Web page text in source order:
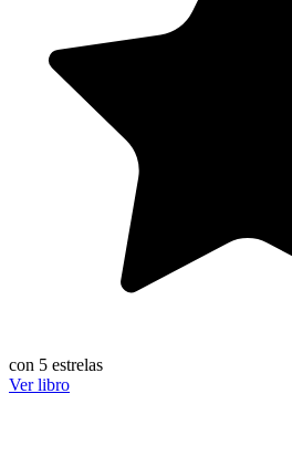
con 5 estrelas
Ver libro